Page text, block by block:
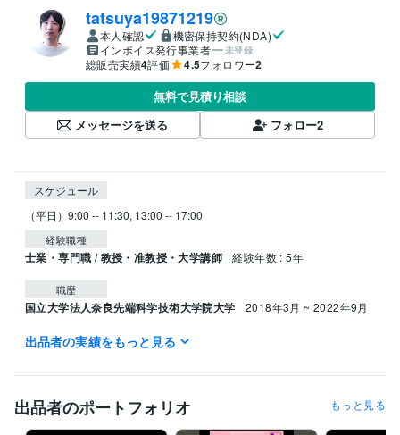
tatsuya19871219
本人確認
機密保持契約(NDA)
インボイス発行事業者
未登録
総販売実績4評価 4.5フォロワー2
無料で見積り相談
メッセージを送る
フォロー2
スケジュール
（平日）9:00 -- 11:30, 13:00 -- 17:00
経験職種
士業・専門職 / 教授・准教授・大学講師 経験年数 : 5年
職歴
国立大学法人奈良先端科学技術大学院大学 2018年3月 ~ 2022年9月
プログラミング言語・フレームワーク
Inkscape:1年Blender:0年Stable Diffusion:0年
出品者の実績をもっと見る
出品者のポートフォリオ もっと見る